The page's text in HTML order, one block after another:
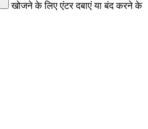
खोजने के लिए एंटर दबाएं या बंद करने के